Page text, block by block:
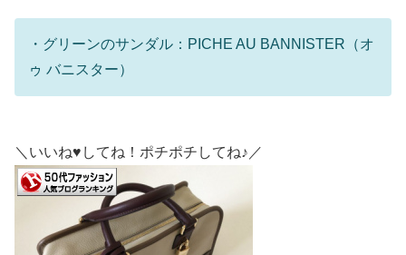
・グリーンのサンダル：PICHE AU BANNISTER（オ
ゥ バニスター）
＼いいね♥してね！ポチポチしてね♪／